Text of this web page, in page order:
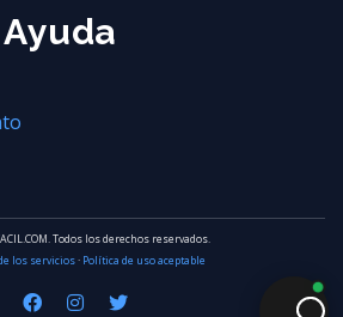
Todos los derechos reservados.
los servicios· Política de uso aceptable